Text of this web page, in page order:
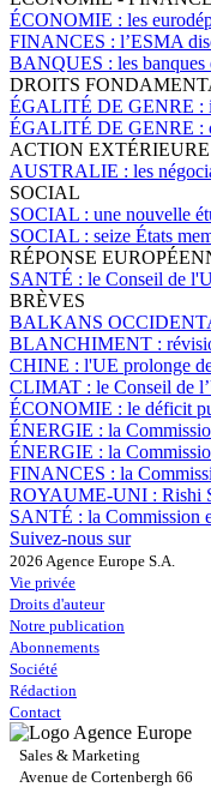
ÉCONOMIE : les
FINANCES : l’ESMA
BANQUES : les
DROITS
ÉGALITÉ DE GENRE :
ÉGALITÉ DE GENRE :
ACTION EXTÉRIEURE
AUSTRALIE : les
SOCIAL
SOCIAL : une nouvelle
SOCIAL : seize États
RÉPONSE
SANTÉ : le Conseil de
BRÈVES
BALKANS
BLANCHIMENT :
CHINE : l'UE prolonge
CLIMAT : le Conseil de
ÉCONOMIE : le déficit
ÉNERGIE : la
ÉNERGIE : la
FINANCES : la
ROYAUME-UNI : Rishi
SANTÉ : la Commission
Suivez-nous sur
2026 Agence Europe S.A.
Vie privée
Droits d'auteur
Notre publication
Abonnements
Société
Rédaction
Contact
Sales & Marketing
Avenue de Cortenbergh 66